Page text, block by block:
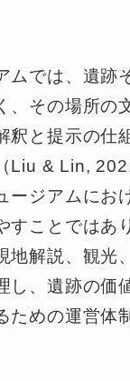
ムでは、遺跡
、その場所の
釈と提示の仕
Liu & Lin,
ージアムにお
すことではあ
地解説、観光
し、遺跡の価
ための運営体